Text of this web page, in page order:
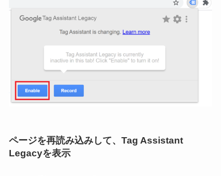
ページを再読み込みして、Tag Assistant
Legacyを表示